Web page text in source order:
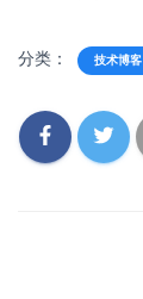
分类： 技术博客